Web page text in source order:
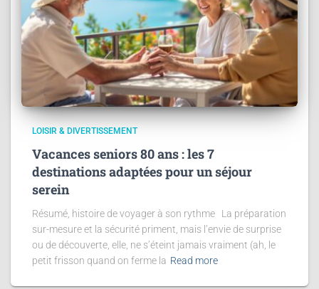
LOISIR & DIVERTISSEMENT
Vacances seniors 80 ans : les 7
destinations adaptées pour un séjour
serein
Résumé, histoire de voyager à son rythme La préparation
sur-mesure et la sécurité priment, mais l’envie de surprise
ou de découverte, elle, ne s’éteint jamais vraiment (ah, le
petit frisson quand on ferme la Read more